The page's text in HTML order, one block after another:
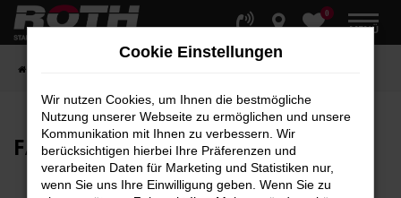
Zum
Hauptinhalt
0
MENÜ
FAHRZEUG-SHOWROOM
Cookie Einstellungen
Wir nutzen Cookies, um Ihnen die bestmögliche
Nutzung unserer Webseite zu ermöglichen und unsere
Kommunikation mit Ihnen zu verbessern. Wir
berücksichtigen hierbei Ihre Präferenzen und
verarbeiten Daten für Marketing und Statistiken nur,
wenn Sie uns Ihre Einwilligung geben. Wenn Sie zu